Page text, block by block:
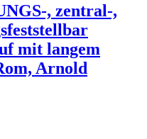
, zentral-,
mit langem
Arnold